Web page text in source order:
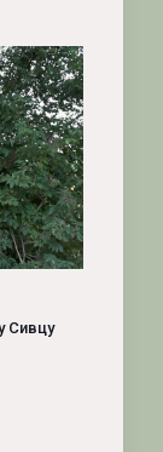
Сивцу